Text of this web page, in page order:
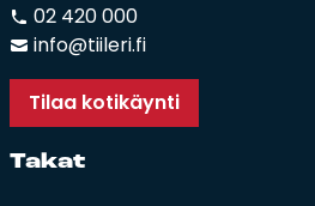
02 420 000
info@tiileri.fi
Tilaa kotikäynti
Ta­kat